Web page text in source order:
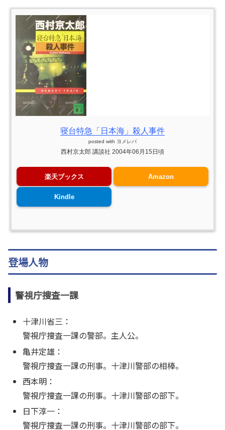
寝台特急「日本海」殺人事件
posted with ヨメレバ
西村京太郎 講談社 2004年06月15日頃
楽天ブックス Amazon
Kindle
登場人物
警視庁捜査一課
十津川省三：
警視庁捜査一課の警部。主人公。
亀井定雄：
警視庁捜査一課の刑事。十津川警部の相棒。
西本明：
警視庁捜査一課の刑事。十津川警部の部下。
日下淳一：
警視庁捜査一課の刑事。十津川警部の部下。